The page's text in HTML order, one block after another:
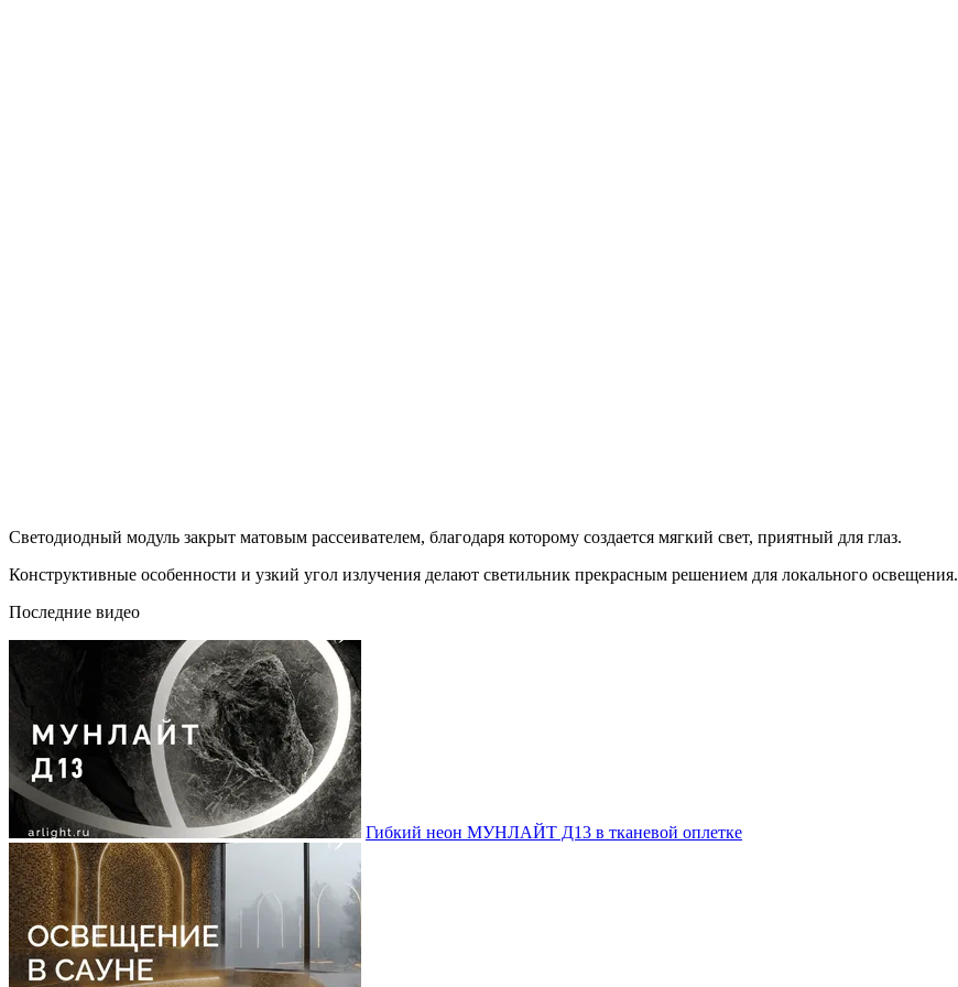
Светодиодный модуль закрыт матовым рассеивателем, благодаря которому создается мягкий свет, приятный для глаз.
Конструктивные особенности и узкий угол излучения делают светильник прекрасным решением для локального освещения.
Последние видео
Гибкий неон МУНЛАЙТ Д13 в тканевой оплетке